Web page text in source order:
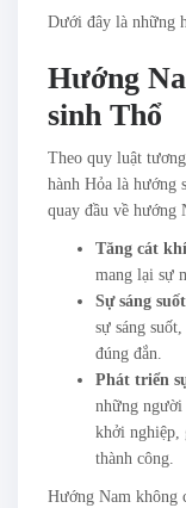
Dưới đây là những
Hướng
sinh Thổ
Theo quy luật
hành Hỏa là hướng
quay đầu về hướng
Tăng cát
mang lại sự
Sự sáng
sự sáng
đúng đắn.
Phát triển
những người
khởi nghiệp,
thành công.
Hướng Nam không